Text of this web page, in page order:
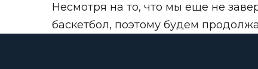
Несмотря на то, что мы еще не
баскетбол, поэтому будем